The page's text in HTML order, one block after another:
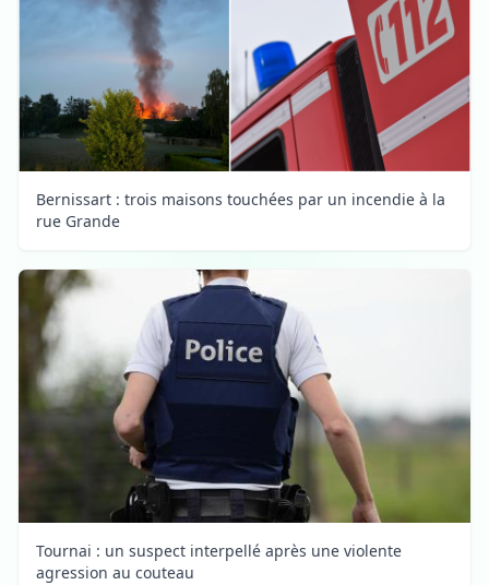
Bernissart : trois maisons touchées par un incendie à la
rue Grande
Tournai : un suspect interpellé après une violente
agression au couteau